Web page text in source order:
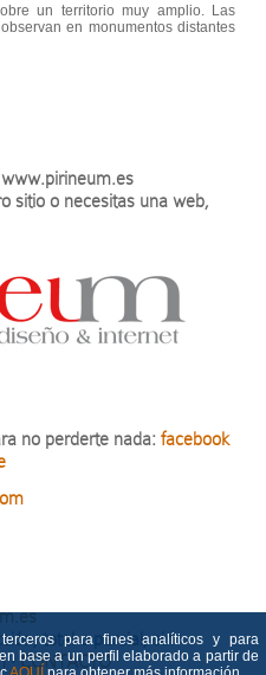
un territorio muy amplio. Las
en monumentos distantes
sitio o necesitas una web,
no perderte nada: facebook
total o parcial, sin
·CONTACTO
para fines analíticos y para
base a un perfil elaborado a partir de